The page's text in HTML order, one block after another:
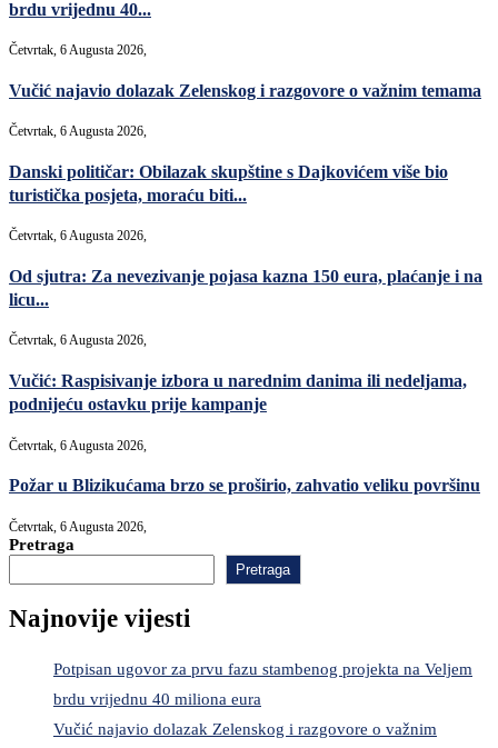
brdu vrijednu 40...
Četvrtak, 6 Augusta 2026,
Vučić najavio dolazak Zelenskog i razgovore o važnim temama
Četvrtak, 6 Augusta 2026,
Danski političar: Obilazak skupštine s Dajkovićem više bio
turistička posjeta, moraću biti...
Četvrtak, 6 Augusta 2026,
Od sjutra: Za nevezivanje pojasa kazna 150 eura, plaćanje i na
licu...
Četvrtak, 6 Augusta 2026,
Vučić: Raspisivanje izbora u narednim danima ili nedeljama,
podnijeću ostavku prije kampanje
Četvrtak, 6 Augusta 2026,
Požar u Blizikućama brzo se proširio, zahvatio veliku površinu
Četvrtak, 6 Augusta 2026,
Pretraga
Pretraga
Najnovije vijesti
Potpisan ugovor za prvu fazu stambenog projekta na Veljem
brdu vrijednu 40 miliona eura
Vučić najavio dolazak Zelenskog i razgovore o važnim